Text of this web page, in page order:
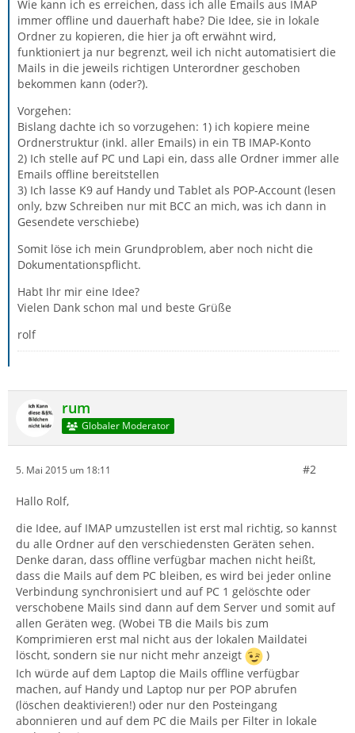
Wie kann ich es erreichen, dass ich alle Emails aus IMAP
immer offline und dauerhaft habe? Die Idee, sie in lokale
Ordner zu kopieren, die hier ja oft erwähnt wird,
funktioniert ja nur begrenzt, weil ich nicht automatisiert die
Mails in die jeweils richtigen Unterordner geschoben
bekommen kann (oder?).
Vorgehen:
Bislang dachte ich so vorzugehen: 1) ich kopiere meine
Ordnerstruktur (inkl. aller Emails) in ein TB IMAP-Konto
2) Ich stelle auf PC und Lapi ein, dass alle Ordner immer alle
Emails offline bereitstellen
3) Ich lasse K9 auf Handy und Tablet als POP-Account (lesen
only, bzw Schreiben nur mit BCC an mich, was ich dann in
Gesendete verschiebe)
Somit löse ich mein Grundproblem, aber noch nicht die
Dokumentationspflicht.
Habt Ihr mir eine Idee?
Vielen Dank schon mal und beste Grüße
rolf
rum
Globaler Moderator
5. Mai 2015 um 18:11 #2
Hallo Rolf,
die Idee, auf IMAP umzustellen ist erst mal richtig, so kannst
du alle Ordner auf den verschiedensten Geräten sehen.
Denke daran, dass offline verfügbar machen nicht heißt,
dass die Mails auf dem PC bleiben, es wird bei jeder online
Verbindung synchronisiert und auf PC 1 gelöschte oder
verschobene Mails sind dann auf dem Server und somit auf
allen Geräten weg. (Wobei TB die Mails bis zum
Komprimieren erst mal nicht aus der lokalen Maildatei
löscht, sondern sie nur nicht mehr anzeigt
)
Ich würde auf dem Laptop die Mails offline verfügbar
machen, auf Handy und Laptop nur per POP abrufen
(löschen deaktivieren!) oder nur den Posteingang
abonnieren und auf dem PC die Mails per Filter in lokale